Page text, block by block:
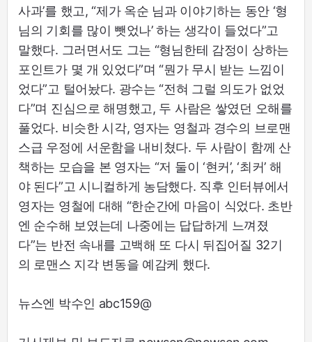
사과’를 했고, “제가 옥순 님과 이야기하는 동안 ‘형
님의 기회를 많이 뺏었나’ 하는 생각이 들었다”고
말했다. 그러면서도 그는 “형님한테 감정이 상하는
포인트가 몇 개 있었다”며 “뭔가 무시 받는 느낌이
었다”고 털어놨다. 광수는 “전혀 그럴 의도가 없었
다”며 진심으로 해명했고, 두 사람은 쌓였던 오해를
풀었다. 비슷한 시각, 영자는 영철과 경수의 브로맨
스급 우정에 서운함을 내비쳤다. 두 사람이 함께 산
책하는 모습을 본 영자는 “저 둘이 ‘현커’, ‘최커’ 해
야 된다”고 시니컬하게 농담했다. 직후 인터뷰에서
영자는 영철에 대해 “한순간에 마음이 식었다. 초반
엔 순수해 보였는데 나중에는 답답하게 느껴졌
다”는 반전 속내를 고백해 또 다시 뒤집어질 32기
의 로맨스 지각 변동을 예감케 했다.
뉴스엔 박수인 abc159@